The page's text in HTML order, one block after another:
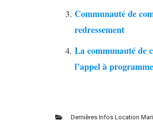
Communauté de
redressement
La communauté de
l’appel à
Dernières Infos Location